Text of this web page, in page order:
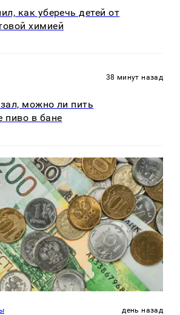
как уберечь детей от
химией
38 минут назад
можно ли пить
пиво в бане
день назад